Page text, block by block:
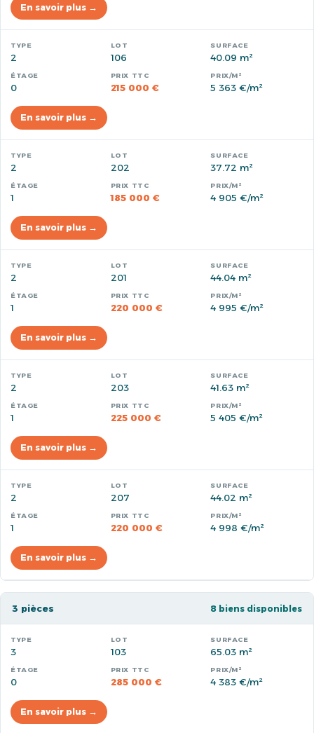
En savoir plus →
2 106 40.09 m²
0 215 000 € 5 363 €/m²
En savoir plus →
2 202 37.72 m²
1 185 000 € 4 905 €/m²
En savoir plus →
2 201 44.04 m²
1 220 000 € 4 995 €/m²
En savoir plus →
2 203 41.63 m²
1 225 000 € 5 405 €/m²
En savoir plus →
2 207 44.02 m²
1 220 000 € 4 998 €/m²
En savoir plus →
3 pièces 8 biens disponibles
3 103 65.03 m²
0 285 000 € 4 383 €/m²
En savoir plus →